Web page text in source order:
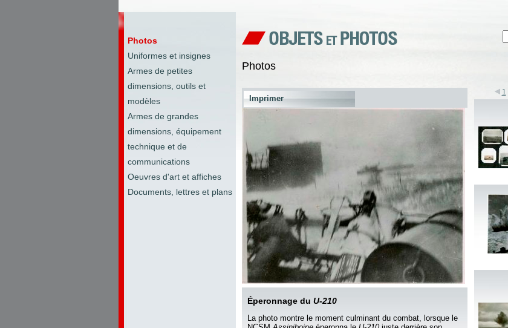
Photos
Uniformes et insignes
Armes de petites
dimensions, outils et
modèles
Armes de grandes
dimensions, équipement
technique et de
communications
Oeuvres d'art et affiches
Documents, lettres et plans
Photos
Imprimer
Éperonnage du U-210
La photo montre le moment culminant du combat, lorsque le
1